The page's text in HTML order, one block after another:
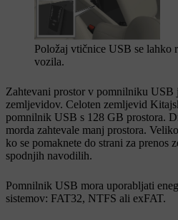
Položaj vtičnice USB se lahko
vozila.
Zahtevani prostor v pomnilniku USB
zemljevidov. Celoten zemljevid
pomnilnik USB s 128 GB prostora.
morda zahtevale manj prostora.
ko se pomaknete do strani za prenos
spodnjih navodilih.
Pomnilnik USB mora uporabljati
sistemov: FAT32, NTFS ali exFAT.